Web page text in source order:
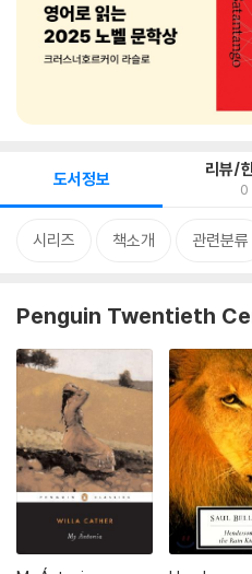
도서정보 리뷰/
0
시리즈 책소개 관련분류
Penguin Twentieth